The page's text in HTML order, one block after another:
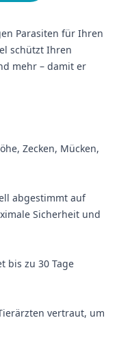
Parasiten für Ihren
schützt Ihren
mehr – damit er
Zecken, Mücken,
abgestimmt auf
Sicherheit und
bis zu 30 Tage
vertraut, um